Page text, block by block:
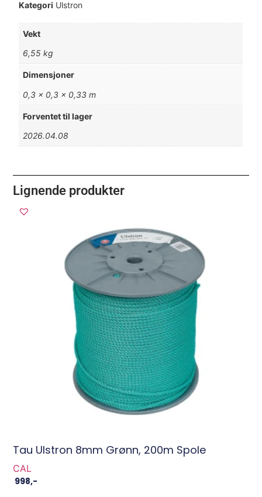
Kategori Ulstron
Vekt
6,55 kg
Dimensjoner
0,3 × 0,3 × 0,33 m
Forventet til lager
2026.04.08
Lignende produkter
Tau Ulstron 8mm Grønn, 200m Spole
CAL
998,-